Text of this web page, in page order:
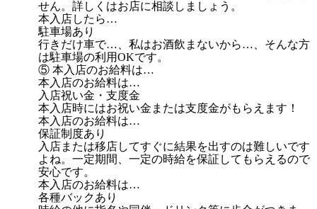
せん。詳しくはお店に相談しましょう。
本入店したら…
駐車場あり
行きだけ車で…、私はお酒飲まないから…、そんな方
は駐車場の利用OKです。
⑤ 本入店のお給料は…
本入店のお給料は…
入店祝い金・支度金
本入店時にはお祝い金または支度金がもらえます！
本入店のお給料は…
保証制度あり
入店または移店してすぐに結果を出すのは難しいです
よね。一定期間、一定の時給を保証してもらえるので
安心です。
本入店のお給料は…
各種バックあり